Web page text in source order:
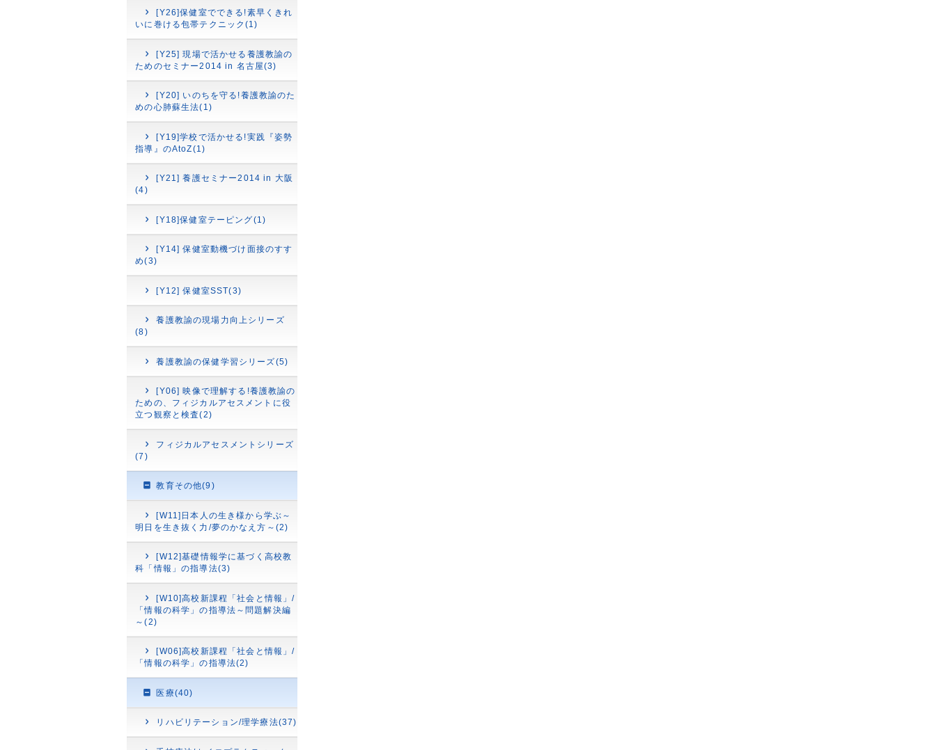
[Y26]保健室でできる!素早くきれ
いに巻ける包帯テクニック(1)
[Y25] 現場で活かせる養護教諭の
ためのセミナー2014 in 名古屋(3)
[Y20] いのちを守る!養護教諭のた
めの心肺蘇生法(1)
[Y19]学校で活かせる!実践『姿勢
指導』のAtoZ(1)
[Y21] 養護セミナー2014 in 大阪
(4)
[Y18]保健室テーピング(1)
[Y14] 保健室動機づけ面接のすす
め(3)
[Y12] 保健室SST(3)
養護教諭の現場力向上シリーズ
(8)
養護教諭の保健学習シリーズ(5)
[Y06] 映像で理解する!養護教諭の
ための、フィジカルアセスメントに役
立つ観察と検査(2)
フィジカルアセスメントシリーズ
(7)
教育その他(9)
[W11]日本人の生き様から学ぶ～
明日を生き抜く力/夢のかなえ方～(2)
[W12]基礎情報学に基づく高校教
科「情報」の指導法(3)
[W10]高校新課程「社会と情報」/
「情報の科学」の指導法～問題解決編
～(2)
[W06]高校新課程「社会と情報」/
「情報の科学」の指導法(2)
医療(40)
リハビリテーション/理学療法(37)